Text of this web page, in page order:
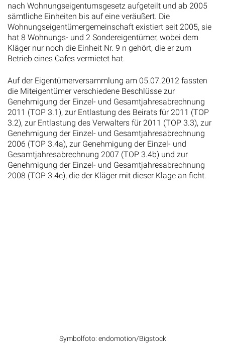
nach Wohnungseigentumsgesetz aufgeteilt und ab 2005
sämtliche Einheiten bis auf eine veräußert. Die
Wohnungseigentümergemeinschaft existiert seit 2005, sie
hat 8 Wohnungs- und 2 Sondereigentümer, wobei dem
Kläger nur noch die Einheit Nr. 9 n gehört, die er zum
Betrieb eines Cafes vermietet hat.
Auf der Eigentümerversammlung am 05.07.2012 fassten
die Miteigentümer verschiedene Beschlüsse zur
Genehmigung der Einzel- und Gesamtjahresabrechnung
2011 (TOP 3.1), zur Entlastung des Beirats für 2011 (TOP
3.2), zur Entlastung des Verwalters für 2011 (TOP 3.3), zur
Genehmigung der Einzel- und Gesamtjahresabrechnung
2006 (TOP 3.4a), zur Genehmigung der Einzel- und
Gesamtjahresabrechnung 2007 (TOP 3.4b) und zur
Genehmigung der Einzel- und Gesamtjahresabrechnung
2008 (TOP 3.4c), die der Kläger mit dieser Klage an ficht.
Symbolfoto: endomotion/Bigstock